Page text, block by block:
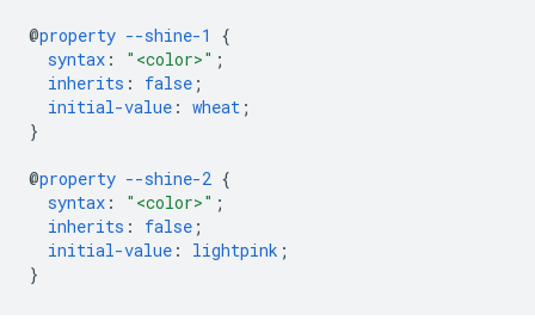
@property --shine-1
{
syntax : "<color>" ;
inherits : false ;
initial-value : wheat ;
}
@property --shine-2 {
syntax : "<color>" ;
inherits : false ;
initial-value : lightpink ;
}